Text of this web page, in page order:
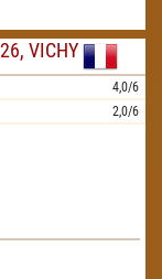
VICHY
4,0/6
2,0/6